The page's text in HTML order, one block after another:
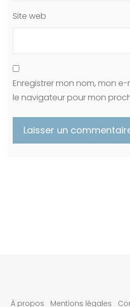
Site web
Enregistrer mon nom, mon
le navigateur pour mon
À propos Mentions légales